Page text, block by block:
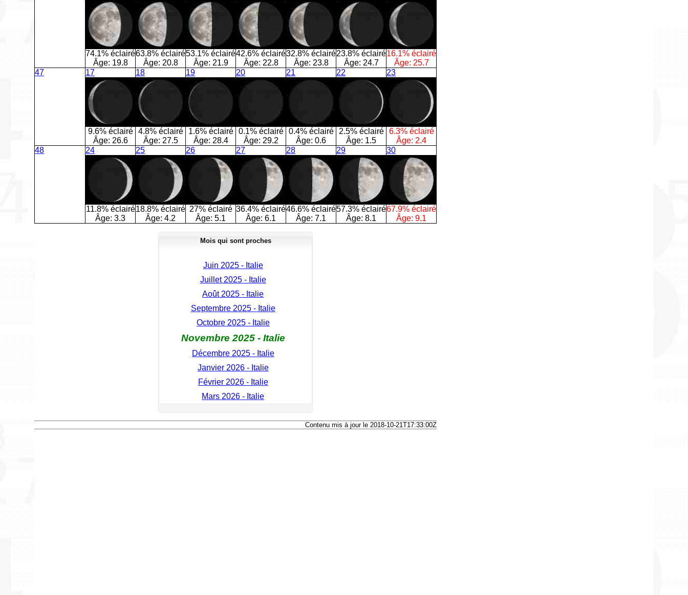
74.1% éclairé
Âge: 19.8
63.8% éclairé
Âge: 20.8
53.1% éclairé
Âge: 21.9
42.6% éclairé
Âge: 22.8
32.8% éclairé
Âge: 23.8
23.8% éclairé
Âge: 24.7
16.1% éclairé
Âge: 25.7
47
17
9.6% éclairé
Âge: 26.6
18
4.8% éclairé
Âge: 27.5
19
1.6% éclairé
Âge: 28.4
20
0.1% éclairé
Âge: 29.2
21
0.4% éclairé
Âge: 0.6
22
2.5% éclairé
Âge: 1.5
23
6.3% éclairé
Âge: 2.4
48
24
11.8% éclairé
Âge: 3.3
25
18.8% éclairé
Âge: 4.2
26
27% éclairé
Âge: 5.1
27
36.4% éclairé
Âge: 6.1
28
46.6% éclairé
Âge: 7.1
29
57.3% éclairé
Âge: 8.1
30
67.9% éclairé
Âge: 9.1
Mois qui sont proches
Juin 2025 - Italie
Juillet 2025 - Italie
Août 2025 - Italie
Septembre 2025 - Italie
Octobre 2025 - Italie
Novembre 2025 - Italie
Décembre 2025 - Italie
Janvier 2026 - Italie
Février 2026 - Italie
Mars 2026 - Italie
Contenu mis à jour le 2018-10-21T17:33:00Z